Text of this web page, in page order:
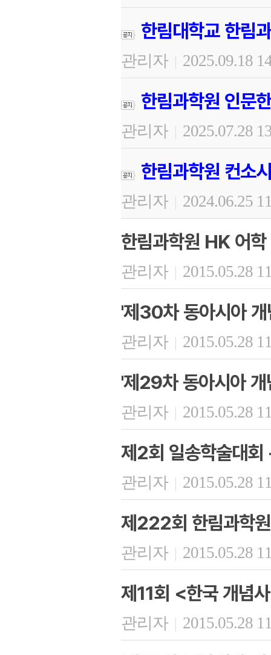
한림대학교 한림
관리자 | 2025.09.18
한림과학원 인문
관리자 | 2025.07.28
한림과학원 컨소
관리자 | 2024.06.25
한림과학원 HK 어
관리자 | 2015.05.28
'제30차 동아시아
관리자 | 2015.05.28
'제29차 동아시아
관리자 | 2015.05.28
제2회 일송학술대
관리자 | 2015.05.28
제222회 한림과학
관리자 | 2015.05.28
제11회 <한국 개념
관리자 | 2015.05.28